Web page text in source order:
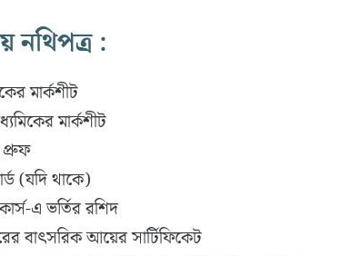
নথিপত্র :
মার্কশীট
মার্কশীট
(যদি থাকে)
এ ভর্তির রশিদ
বাৎসরিক আয়ের সার্টিফিকেট